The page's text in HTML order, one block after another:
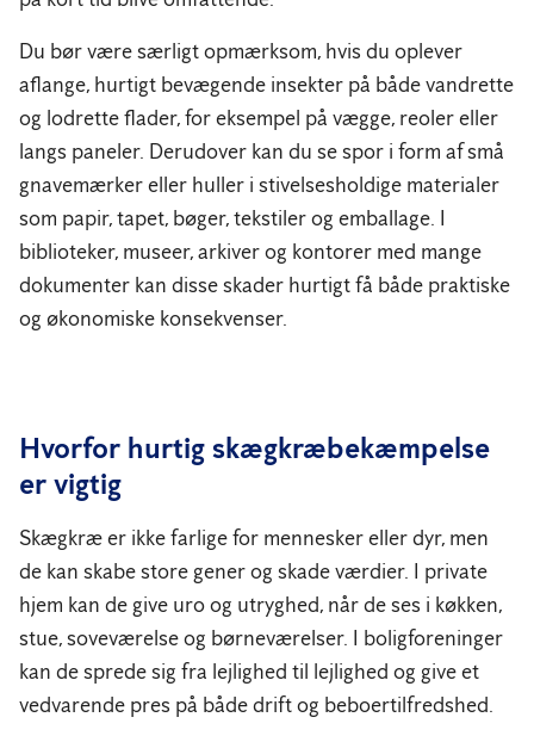
Du bør være særligt opmærksom, hvis du oplever
aflange, hurtigt bevægende insekter på både vandrette
og lodrette flader, for eksempel på vægge, reoler eller
langs paneler. Derudover kan du se spor i form af små
gnavemærker eller huller i stivelsesholdige materialer
som papir, tapet, bøger, tekstiler og emballage. I
biblioteker, museer, arkiver og kontorer med mange
dokumenter kan disse skader hurtigt få både praktiske
og økonomiske konsekvenser.
Hvorfor hurtig skægkræbekæmpelse
er vigtig
Skægkræ er ikke farlige for mennesker eller dyr, men
de kan skabe store gener og skade værdier. I private
hjem kan de give uro og utryghed, når de ses i køkken,
stue, soveværelse og børneværelser. I boligforeninger
kan de sprede sig fra lejlighed til lejlighed og give et
vedvarende pres på både drift og beboertilfredshed.